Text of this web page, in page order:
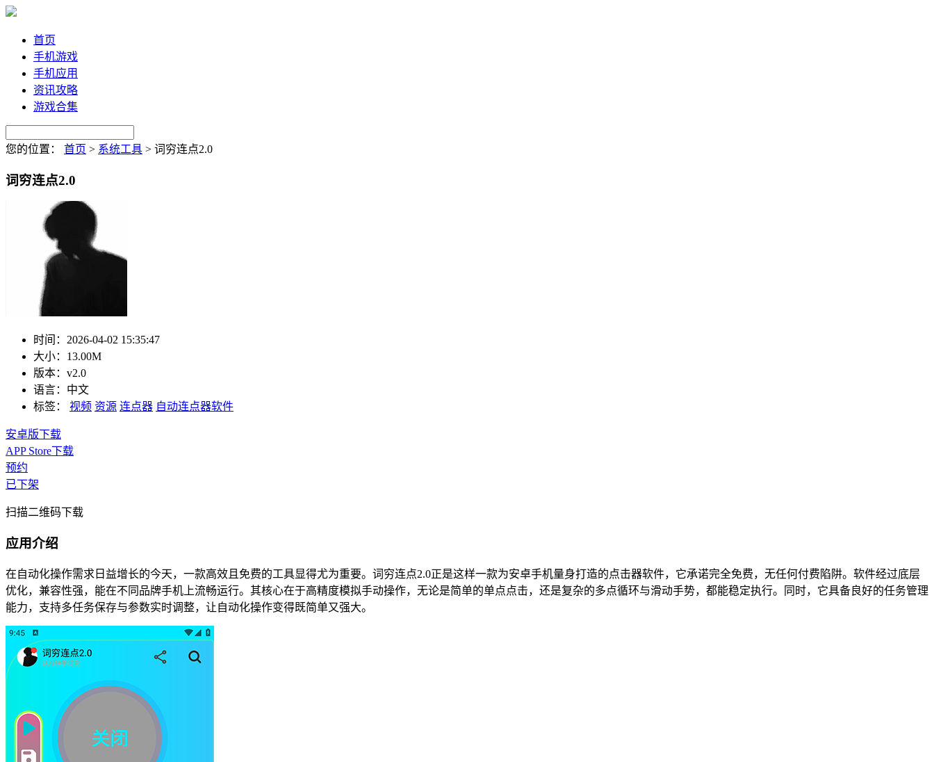
首页
手机游戏
手机应用
资讯攻略
游戏合集
您的位置： 首页 > 系统工具 > 词穷连点2.0
词穷连点2.0
时间： 2026-04-02 15:35:47
大小： 13.00M
版本： v2.0
语言： 中文
标签：
视频 资源 连点器 自动连点器软件
安卓版下载
APP Store下载
预约
已下架
扫描二维码下载
应用介绍
在自动化操作需求日益增长的今天，一款高效且免费的工具显得尤为重要。词穷连点2.0正是这样一款为安卓手机量身打造的点击器软件，它承诺完全免费，无任何付费陷阱。软件经过底层
优化，兼容性强，能在不同品牌手机上流畅运行。其核心在于高精度模拟手动操作，无论是简单的单点点击，还是复杂的多点循环与滑动手势，都能稳定执行。同时，它具备良好的任务管理
能力，支持多任务保存与参数实时调整，让自动化操作变得既简单又强大。